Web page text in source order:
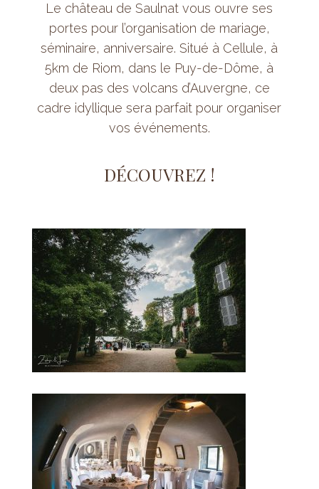
Le château de Saulnat vous ouvre ses
portes pour l’organisation de mariage,
séminaire, anniversaire. Situé à Cellule, à
5km de Riom, dans le Puy-de-Dôme, à
deux pas des volcans d’Auvergne, ce
cadre idyllique sera parfait pour organiser
vos événements.
DÉCOUVREZ !